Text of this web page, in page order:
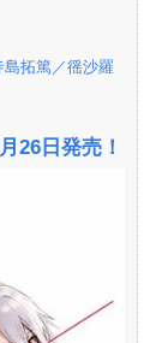
拓篤／徭沙羅
26日発売！